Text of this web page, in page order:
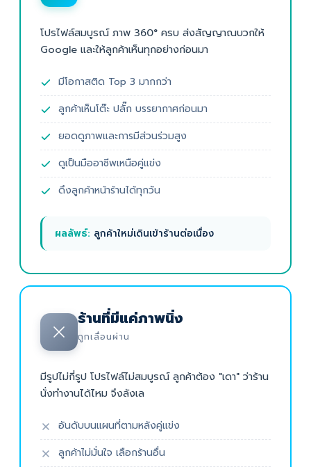
โปรไฟล์สมบูรณ์ ภาพ 360° ครบ ส่งสัญญาณบวกให้
Google และให้ลูกค้าเห็นทุกอย่างก่อนมา
มีโอกาสติด Top 3 มากกว่า
ลูกค้าเห็นโต๊ะ ปลั๊ก บรรยากาศก่อนมา
ยอดดูภาพและการมีส่วนร่วมสูง
ดูเป็นมืออาชีพเหนือคู่แข่ง
ดึงลูกค้าหน้าร้านได้ทุกวัน
ผลลัพธ์: ลูกค้าใหม่เดินเข้าร้านต่อเนื่อง
ร้านที่มีแค่ภาพนิ่ง
ถูกเลื่อนผ่าน
มีรูปไม่กี่รูป โปรไฟล์ไม่สมบูรณ์ ลูกค้าต้อง "เดา" ว่าร้าน
นั่งทำงานได้ไหม จึงลังเล
อันดับบนแผนที่ตามหลังคู่แข่ง
ลูกค้าไม่มั่นใจ เลือกร้านอื่น